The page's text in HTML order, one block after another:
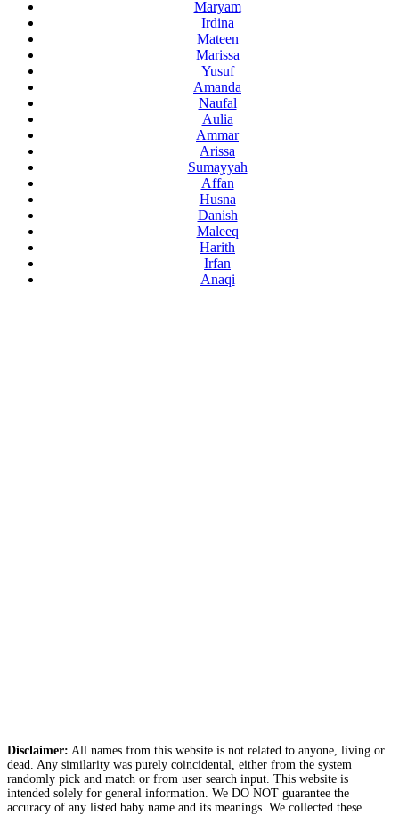
Maryam
Irdina
Mateen
Marissa
Yusuf
Amanda
Naufal
Aulia
Ammar
Arissa
Sumayyah
Affan
Husna
Danish
Maleeq
Harith
Irfan
Anaqi
Disclaimer: All names from this website is not related to anyone, living or
dead. Any similarity was purely coincidental, either from the system
randomly pick and match or from user search input. This website is
intended solely for general information. We DO NOT guarantee the
accuracy of any listed baby name and its meanings. We collected these